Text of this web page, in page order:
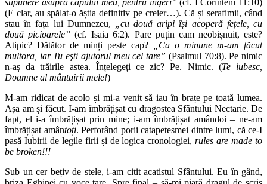
supunere asupra capului meu, pentru îngeri” (cf. I Corinteni 11:10)
(E clar, au spălat-o ăștia definitiv pe creier…). Că și serafimii, când
stau în fața lui Dumnezeu, „cu două aripi își acoperă fețele, cu
două picioarele” (cf. Isaia 6:2). Pare puțin cam neobișnuit, este?
Atipic? Dătător de minți peste cap? „Ca o minune m-am făcut
multora, iar Tu eşti ajutorul meu cel tare” (Psalmul 70:8). Pe nimic
n-aș da trăirile astea. Înțelegeți ce zic? Pe. Nimic. (Te iubesc,
Doamne al mântuirii mele!)
M-am ridicat de acolo și mi-a venit să iau în brațe pe toată lumea.
Așa am și făcut. I-am îmbrățișat cu dragostea Sfântului Nectarie. De
fapt, el i-a îmbrățișat prin mine; i-am îmbrățișat amândoi – ne-am
îmbrățișat amântoți. Perforând porii catapetesmei dintre lumi, că ce-I
pasă Iubirii de legile firii și de logica cronologiei,rules are made to
be broken!!!
Sub un cer bețiv de stele, i-am citit acatistul Sfântului. Eu în gând,